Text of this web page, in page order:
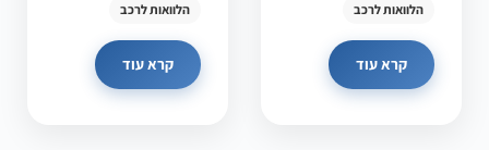
הלוואות לרכב
קרא עוד
הלוואות לרכב
קרא עוד